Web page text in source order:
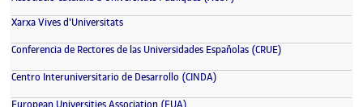
Xarxa Vives d'Universitats(se abre en nueva ventana)
Conferencia de Rectores de las Universidades Españolas (CRUE)
Centro Interuniversitario de Desarrollo (CINDA)